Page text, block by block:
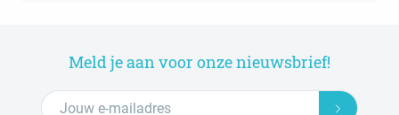
Meld je aan voor onze nieuwsbrief!